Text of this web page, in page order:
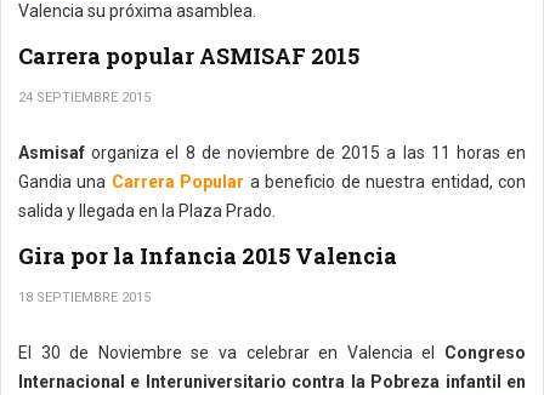
Valencia su próxima asamblea.
Carrera popular ASMISAF 2015
24 SEPTIEMBRE 2015
Asmisaf organiza el 8 de noviembre de 2015 a las 11 horas en
Gandia una Carrera Popular a beneficio de nuestra entidad, con
salida y llegada en la Plaza Prado.
Gira por la Infancia 2015 Valencia
18 SEPTIEMBRE 2015
El 30 de Noviembre se va celebrar en Valencia el Congreso
Internacional e Interuniversitario contra la Pobreza infantil en